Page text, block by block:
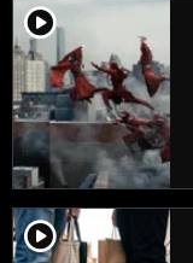
player2
player2